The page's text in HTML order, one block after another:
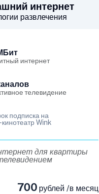
интернет
развлечения
интернет
телевидение
подписка на
Wink
для квартиры
700 рублей /в месяц